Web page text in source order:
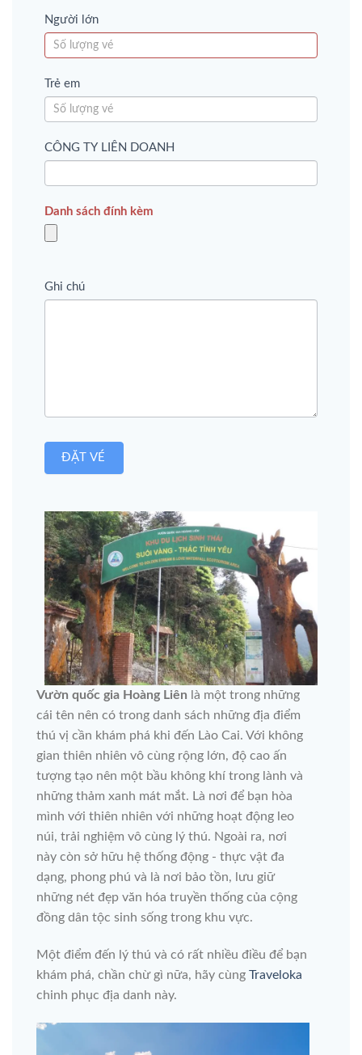
Người lớn
Trẻ em
CÔNG TY LIÊN DOANH
Danh sách đính kèm
Ghi chú
ĐẶT VÉ
Vườn quốc gia Hoàng Liên là một trong những
cái tên nên có trong danh sách những địa điểm
thú vị cần khám phá khi đến Lào Cai. Với không
gian thiên nhiên vô cùng rộng lớn, độ cao ấn
tượng tạo nên một bầu không khí trong lành và
những thảm xanh mát mắt. Là nơi để bạn hòa
mình với thiên nhiên với những hoạt động leo
núi, trải nghiệm vô cùng lý thú. Ngoài ra, nơi
này còn sở hữu hệ thống động - thực vật đa
dạng, phong phú và là nơi bảo tồn, lưu giữ
những nét đẹp văn hóa truyền thống của cộng
đồng dân tộc sinh sống trong khu vực.
Một điểm đến lý thú và có rất nhiều điều để bạn
khám phá, chần chừ gì nữa, hãy cùng Traveloka
chinh phục địa danh này.